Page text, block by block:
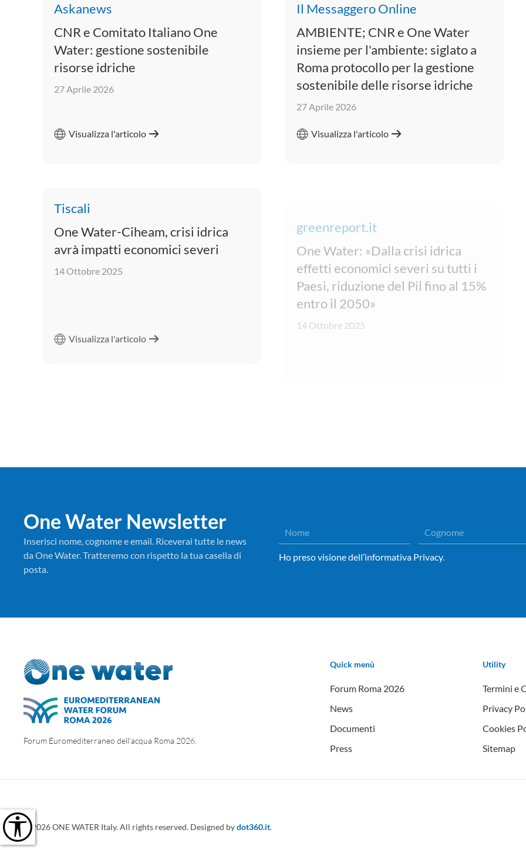
Askanews
CNR e Comitato Italiano One
Water: gestione sostenibile
risorse idriche
27 Aprile 2026
Visualizza l'articolo
Il Messaggero Online
AMBIENTE; CNR e One Water
insieme per l'ambiente: siglato a
Roma protocollo per la gestione
sostenibile delle risorse idriche
27 Aprile 2026
Visualizza l'articolo
Tiscali
One Water-Ciheam, crisi idrica
avrà impatti economici severi
14 Ottobre 2025
Visualizza l'articolo
One Water: «Dalla crisi idrica
effetti economici severi su tutti i
Paesi, riduzione del Pil fino al 15%
entro il 2050»
14 Ottobre 2025
One Water Newsletter
Inserisci nome, cognome e email. Riceverai tutte le news
da One Water. Tratteremo con rispetto la tua casella di
posta.
Ho preso visione dell’informativa Privacy.
Forum Euromediterraneo dell'acqua Roma 2026.
Quick menù
Forum Roma 2026
News
Documenti
Press
Utility
Termini e
Privacy
Cookies
Sitemap
©2026ONE WATER Italy. All rights reserved. Designed bydot360.it.